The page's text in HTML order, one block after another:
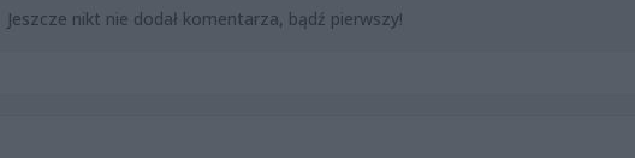
Jeszcze nikt nie dodał komentarza, bądź pierwszy!